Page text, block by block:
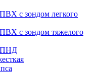
с зондом легкого
с зондом тяжелого
ПНД